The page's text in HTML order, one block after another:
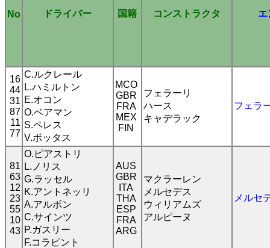
No ドライバー 国籍 コンストラクタ エ
16
44
31
87
11
77
C.ルクレール
L.ハミルトン
E.オコン
O.ベアマン
S.ペレス
V.ボッタス
MCO
GBR
FRA
MEX
FIN
フェラーリ
ハース
キャデラック
フェラ
81
63
12
23
55
10
43
O.ピアストリ
L.ノリス
G.ラッセル
K.アントネッリ
A.アルボン
C.サインツ
P.ガスリー
F.コラピント
AUS
GBR
ITA
THA
ESP
FRA
ARG
マクラーレン
メルセデス
ウィリアムズ
アルピーヌ
メルセ